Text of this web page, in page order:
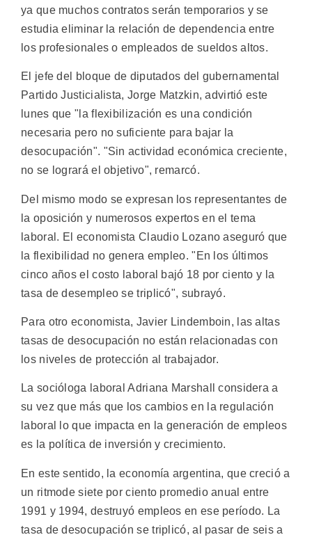
ya que muchos contratos serán temporarios y se
estudia eliminar la relación de dependencia entre
los profesionales o empleados de sueldos altos.
El jefe del bloque de diputados del gubernamental
Partido Justicialista, Jorge Matzkin, advirtió este
lunes que "la flexibilización es una condición
necesaria pero no suficiente para bajar la
desocupación". "Sin actividad económica creciente,
no se logrará el objetivo", remarcó.
Del mismo modo se expresan los representantes de
la oposición y numerosos expertos en el tema
laboral. El economista Claudio Lozano aseguró que
la flexibilidad no genera empleo. "En los últimos
cinco años el costo laboral bajó 18 por ciento y la
tasa de desempleo se triplicó", subrayó.
Para otro economista, Javier Lindemboin, las altas
tasas de desocupación no están relacionadas con
los niveles de protección al trabajador.
La socióloga laboral Adriana Marshall considera a
su vez que más que los cambios en la regulación
laboral lo que impacta en la generación de empleos
es la política de inversión y crecimiento.
En este sentido, la economía argentina, que creció a
un ritmode siete por ciento promedio anual entre
1991 y 1994, destruyó empleos en ese período. La
tasa de desocupación se triplicó, al pasar de seis a